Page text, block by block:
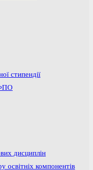
стипендії
ФПО
дисциплін
освітніх компонентів